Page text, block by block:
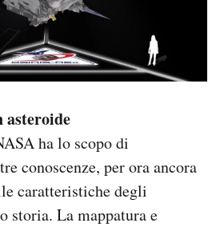
asteroide
ha lo scopo di
conoscenze, per ora ancora
caratteristiche degli
storia. La mappatura e